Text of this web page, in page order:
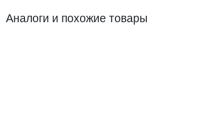
Аналоги и похожие товары